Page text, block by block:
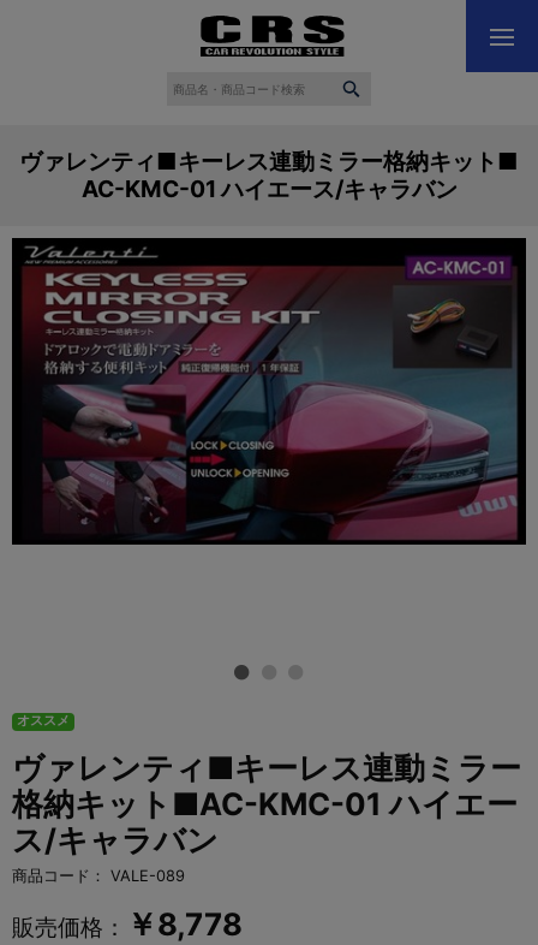
ヴァレンティ■キーレス連動ミラー格納キット■
AC-KMC-01 ハイエース/キャラバン
オススメ
ヴァレンティ■キーレス連動ミラー
格納キット■AC-KMC-01 ハイエー
ス/キャラバン
商品コード： VALE-089
販売価格： ￥8,778